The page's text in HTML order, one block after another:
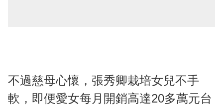
不過慈母心懷，張秀卿栽培女兒不手
軟，即便愛女每月開銷高達20多萬元台